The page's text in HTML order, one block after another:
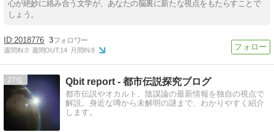
心が絶妙に絡み合う文学が、あなたの脳裏に新たな視点をもたらすことで
しょう。
2018776 3
週間IN:0 週間OUT:14 月間IN:8
27 Qbit report - 都市伝説探究ブログ
都市伝説やオカルト、陰謀論の最新情報を独自の視点で
解説。身近な噂から未解明の謎まで、わかりやすく紹介
します。